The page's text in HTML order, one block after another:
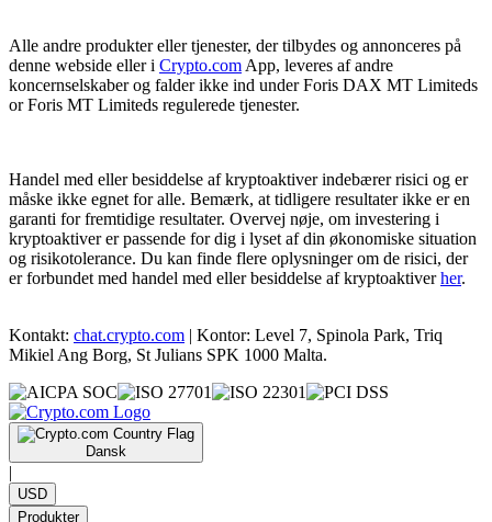
Alle andre produkter eller tjenester, der tilbydes og annonceres på
denne webside eller i Crypto.com App, leveres af andre
koncernselskaber og falder ikke ind under Foris DAX MT Limiteds
or Foris MT Limiteds regulerede tjenester.
Handel med eller besiddelse af kryptoaktiver indebærer risici og er
måske ikke egnet for alle. Bemærk, at tidligere resultater ikke er en
garanti for fremtidige resultater. Overvej nøje, om investering i
kryptoaktiver er passende for dig i lyset af din økonomiske situation
og risikotolerance. Du kan finde flere oplysninger om de risici, der
er forbundet med handel med eller besiddelse af kryptoaktiverher.
Kontakt: chat.crypto.com | Kontor: Level 7, Spinola Park, Triq
Mikiel Ang Borg, St Julians SPK 1000 Malta.
Dansk
|
USD
Produkter